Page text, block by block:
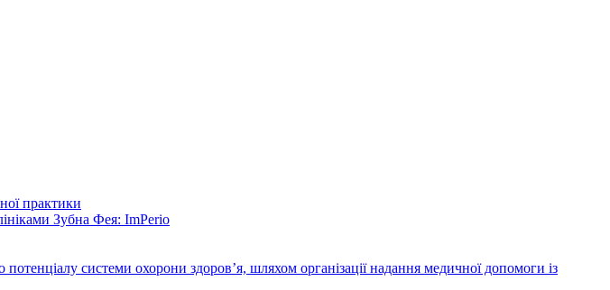
практики
Зубна Фея: ImPerio
системи охорони здоров’я, шляхом організації надання медичної допомоги із